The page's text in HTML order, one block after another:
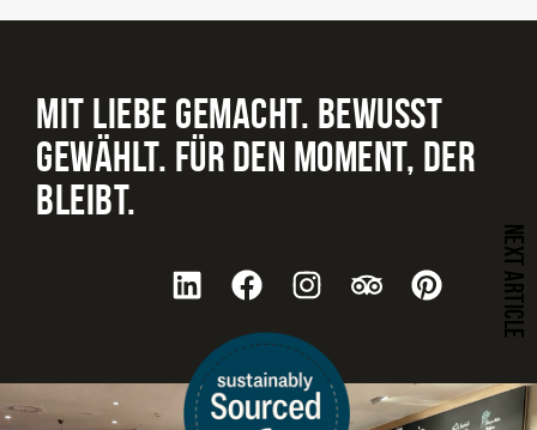
NEXT ARTICLE
MIT LIEBE GEMACHT. BEWUSST
GEWÄHLT. FÜR DEN MOMENT, DER
BLEIBT.